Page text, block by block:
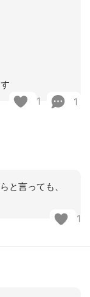
1 1
と言っても、
1